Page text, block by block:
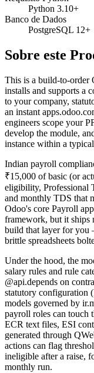
Python 3.10+
Banco de Dados
PostgreSQL 12+
Sobre este
This is a build-to-order
installs and supports a
to your company,
an instant
engineers scope your
develop the module,
instance within a
Indian payroll
₹15,000 of basic (or
eligibility, Professional
and monthly TDS that
Odoo's core Payroll
framework, but it ships
build that layer for you
brittle spreadsheets
Under the hood, the
salary rules and rule
@api.depends on
statutory configuration
models governed by
payroll roles can touch
ECR text files, ESI
generated through
actions can flag
ineligible after a raise,
monthly run.